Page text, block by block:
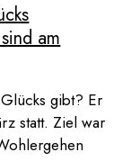
am
gibt? Er
statt. Ziel war